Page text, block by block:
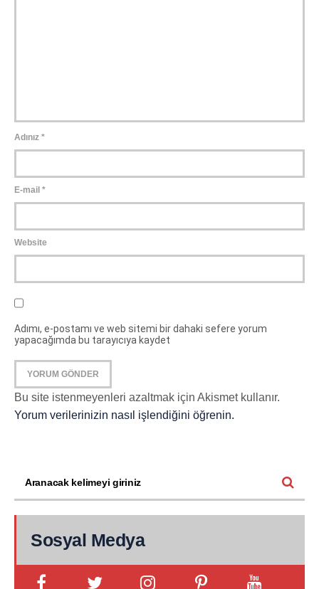
Adınız *
E-mail *
Website
Adımı, e-postamı ve web sitemi bir dahaki sefere yorum
yapacağımda bu tarayıcıya kaydet
Bu site istenmeyenleri azaltmak için Akismet kullanır.
Yorum verilerinizin nasıl işlendiğini öğrenin.
Sosyal Medya